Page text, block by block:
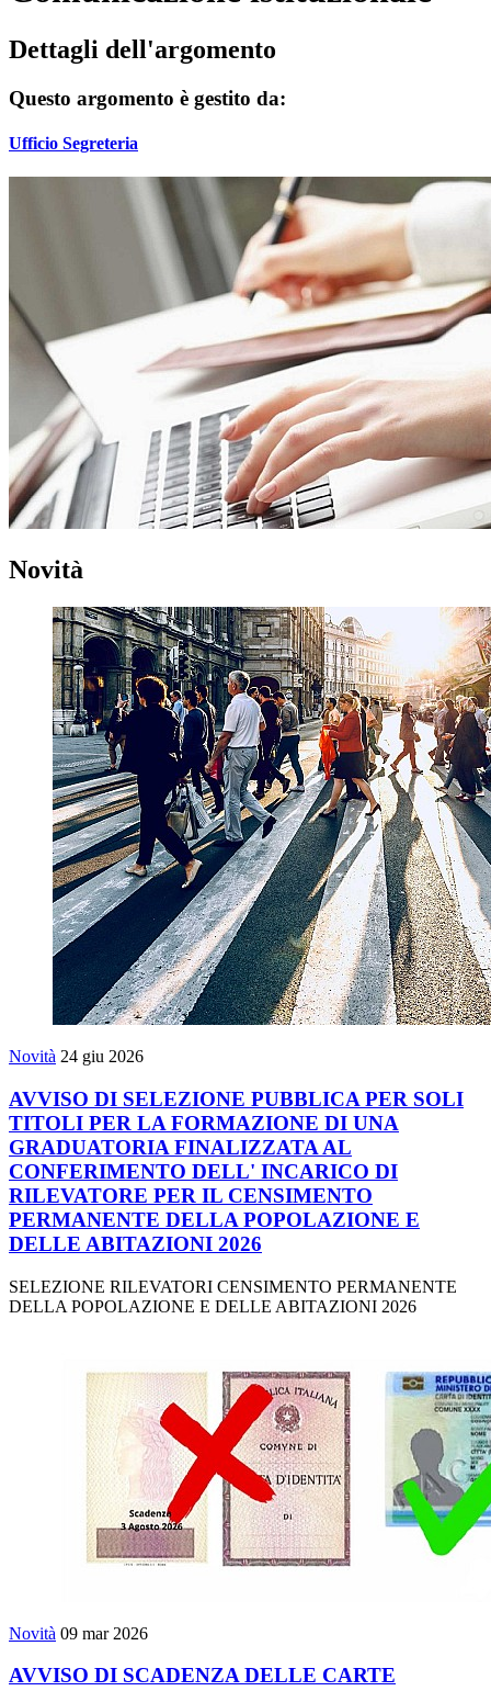
Dettagli dell'argomento
Questo argomento è gestito da:
Ufficio Segreteria
Novità
Novità 24 giu 2026
AVVISO DI SELEZIONE PUBBLICA PER SOLI
TITOLI PER LA FORMAZIONE DI UNA
GRADUATORIA FINALIZZATA AL
CONFERIMENTO DELL' INCARICO DI
RILEVATORE PER IL CENSIMENTO
PERMANENTE DELLA POPOLAZIONE E
DELLE ABITAZIONI 2026
SELEZIONE RILEVATORI CENSIMENTO PERMANENTE
DELLA POPOLAZIONE E DELLE ABITAZIONI 2026
Novità 09 mar 2026
AVVISO DI SCADENZA DELLE CARTE